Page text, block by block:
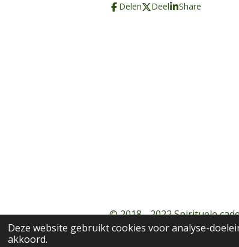
Deze website gebruikt cookies voor analyse-
akkoord.
Delen Deel Share
© 2018 - 2022 Spirituele